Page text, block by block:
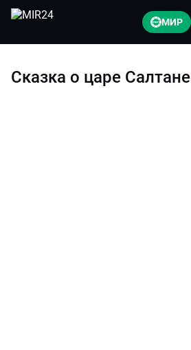
МИР
Сказка о царе Салтане